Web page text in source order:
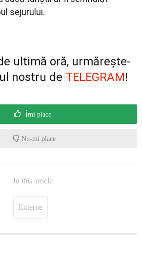
sejurului.
ultimă oră, urmărește-
nostru de TELEGRAM!
Îmi place
Nu-mi place
In this article
Externe